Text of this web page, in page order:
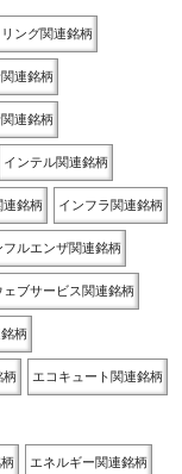
ング関連銘柄
連銘柄
連銘柄
インテル関連銘柄
連銘柄 インフラ関連銘柄
フルエンザ関連銘柄
ェブサービス関連銘柄
柄
柄 エコキュート関連銘柄
エネルギー関連銘柄